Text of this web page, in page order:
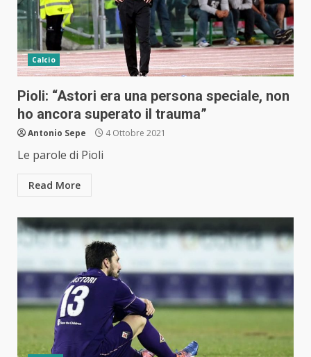
Calcio
Pioli: “Astori era una persona speciale, non
ho ancora superato il trauma”
Antonio Sepe 4 Ottobre 2021
Le parole di Pioli
Read More